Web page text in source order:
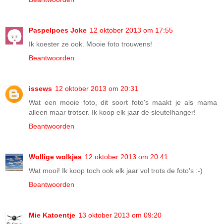
Paspelpoes Joke 12 oktober 2013 om 17:55
Ik koester ze ook. Mooie foto trouwens!
Beantwoorden
issews 12 oktober 2013 om 20:31
Wat een mooie foto, dit soort foto's maakt je als mama
alleen maar trotser. Ik koop elk jaar de sleutelhanger!
Beantwoorden
Wollige wolkjes 12 oktober 2013 om 20:41
Wat mooi! Ik koop toch ook elk jaar vol trots de foto's :-)
Beantwoorden
Mie Katoentje 13 oktober 2013 om 09:20